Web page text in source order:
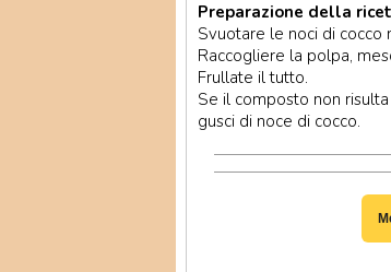
Preparazione della
Svuotare le noci di
Raccogliere la polpa,
Frullate il tutto.
Se il composto non
gusci di noce di cocco.